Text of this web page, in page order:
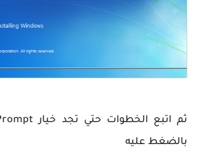
بالضغط عليه